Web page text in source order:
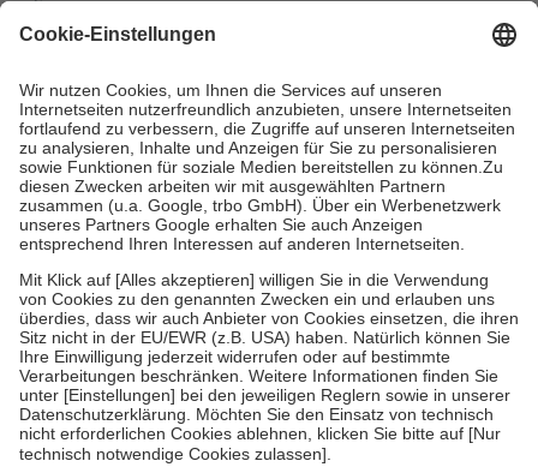
mit.
Grundsätzlich leisten Mitglieder Zuzahlungen in Höhe von zehn
höchstens zehn Euro.
Es sind jedoch nie mehr als die tatsächlichen
Kosten der Leistung zu entrichten.
Diese Regeln gelten grundsätzlich auch für Online-Apotheken.
Bei Heilmitteln und häuslicher Krankenpflege beträgt die
Zuzahlung zehn Prozent der Kosten sowie zehn Euro je
Verordnung.
Um das Engagement der Versicherten für ihre eigene Gesundheit zu
stärken und die besondere Stellung der Familie zu unterstützen,
fallenkeine Zuzahlungenan bei:
• Kindern und Jugendlichen bis zum vollendeten 18. Lebensjahr
mit Ausnahme der Fahrkosten
• Untersuchungen zur Vorsorge und Früherkennung, die von der
GKV getragen werden
• empfohlenen Schutzimpfungen
• Harn- und Blutteststreifen